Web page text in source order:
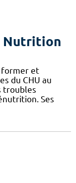
Nutrition
former et
du CHU au
troubles
Ses